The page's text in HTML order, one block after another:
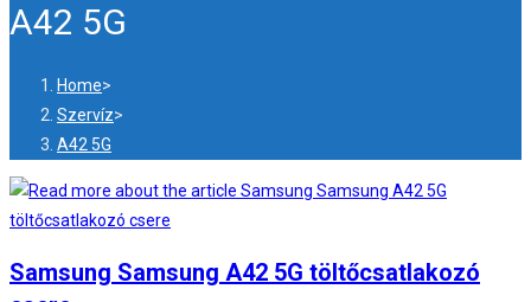
A42 5G
Home>
Szervíz>
A42 5G
Samsung Samsung A42 5G töltőcsatlakozó